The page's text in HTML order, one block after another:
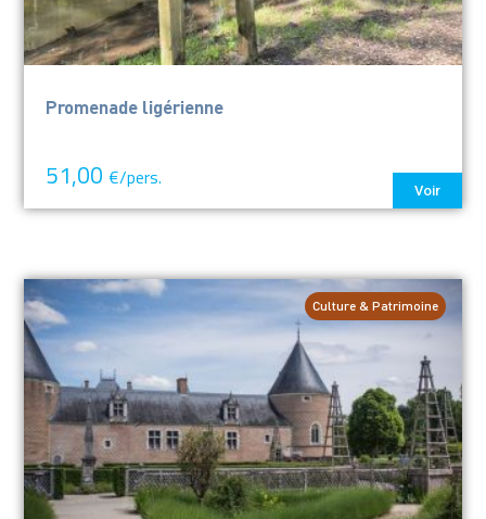
Promenade ligérienne
51,00 €/pers.
Voir
Culture & Patrimoine